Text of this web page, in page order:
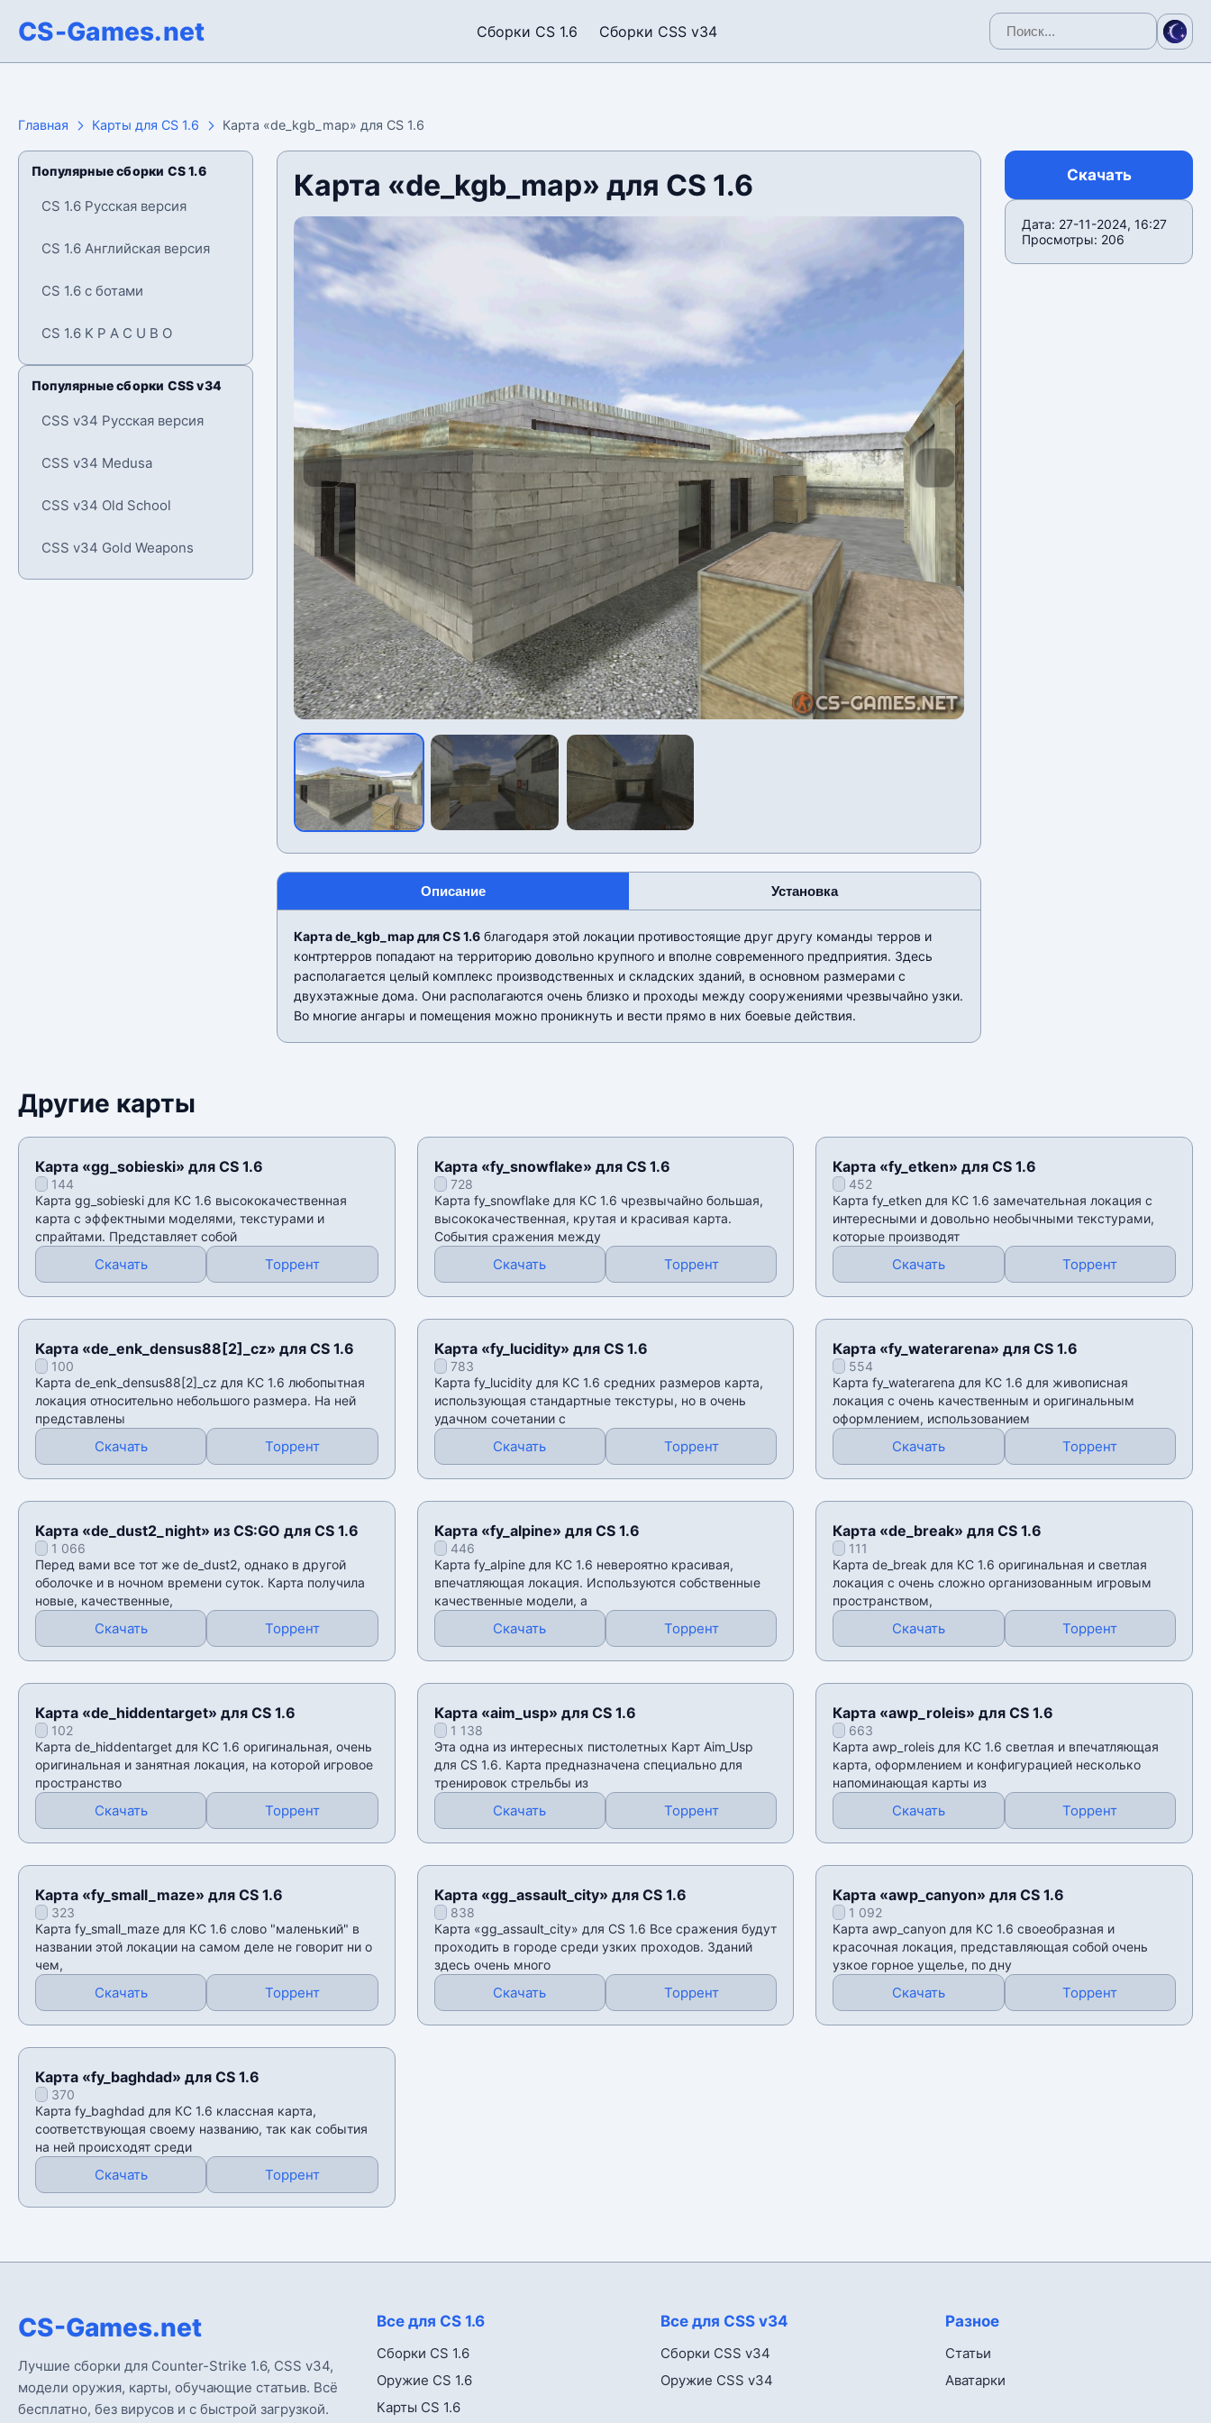
CS-Games.net Сборки CS 1.6 Сборки CSS v34
Главная Карты для CS 1.6 Карта «de_kgb_map» для CS 1.6
Популярные сборки CS 1.6
CS 1.6 Русская версия
CS 1.6 Английская версия
CS 1.6 с ботами
CS 1.6 K P A C U B O
Популярные сборки CSS v34
CSS v34 Русская версия
CSS v34 Medusa
CSS v34 Old School
CSS v34 Gold Weapons
Карта «de_kgb_map» для CS 1.6
Описание Установка
Карта de_kgb_map для CS 1.6благодаря этой локации противостоящие друг другу команды терров и
контртерров попадают на территорию довольно крупного и вполне современного предприятия. Здесь
располагается целый комплекс производственных и складских зданий, в основном размерами с
двухэтажные дома. Они располагаются очень близко и проходы между сооружениями чрезвычайно узки.
Во многие ангары и помещения можно проникнуть и вести прямо в них боевые действия.
Скачать
Дата: 27-11-2024, 16:27
Просмотры: 206
Другие карты
Карта «gg_sobieski» для CS 1.6
144
Карта gg_sobieski для КС 1.6 высококачественная
карта с эффектными моделями, текстурами и
спрайтами. Представляет собой
Скачать Торрент
Карта «fy_snowflake» для CS 1.6
728
Карта fy_snowflake для КС 1.6 чрезвычайно большая,
высококачественная, крутая и красивая карта.
События сражения между
Скачать Торрент
Карта «fy_etken» для CS 1.6
452
Карта fy_etken для КС 1.6 замечательная локация с
интересными и довольно необычными текстурами,
которые производят
Скачать Торрент
Карта «de_enk_densus88[2]_cz» для CS 1.6
100
Карта de_enk_densus88[2]_cz для КС 1.6 любопытная
локация относительно небольшого размера. На ней
представлены
Скачать Торрент
Карта «fy_lucidity» для CS 1.6
783
Карта fy_lucidity для КС 1.6 средних размеров карта,
использующая стандартные текстуры, но в очень
удачном сочетании с
Скачать Торрент
Карта «fy_waterarena» для CS 1.6
554
Карта fy_waterarena для КС 1.6 для живописная
локация с очень качественным и оригинальным
оформлением, использованием
Скачать Торрент
Карта «de_dust2_night» из CS:GO для CS 1.6
1 066
Перед вами все тот же de_dust2, однако в другой
оболочке и в ночном времени суток. Карта получила
новые, качественные,
Скачать Торрент
Карта «fy_alpine» для CS 1.6
446
Карта fy_alpine для КС 1.6 невероятно красивая,
впечатляющая локация. Используются собственные
качественные модели, а
Скачать Торрент
Карта «de_break» для CS 1.6
111
Карта de_break для КС 1.6 оригинальная и светлая
локация с очень сложно организованным игровым
пространством,
Скачать Торрент
Карта «de_hiddentarget» для CS 1.6
102
Карта de_hiddentarget для КС 1.6 оригинальная, очень
оригинальная и занятная локация, на которой игровое
пространство
Скачать Торрент
Карта «aim_usp» для CS 1.6
1 138
Эта одна из интересных пистолетных Карт Аim_Usp
для CS 1.6. Карта предназначена специально для
тренировок стрельбы из
Скачать Торрент
Карта «awp_roleis» для CS 1.6
663
Карта awp_roleis для КС 1.6 светлая и впечатляющая
карта, оформлением и конфигурацией несколько
напоминающая карты из
Скачать Торрент
Карта «fy_small_maze» для CS 1.6
323
Карта fy_small_maze для КС 1.6 слово "маленький" в
названии этой локации на самом деле не говорит ни о
чем,
Скачать Торрент
Карта «gg_assault_city» для CS 1.6
838
Карта «gg_assault_city» для CS 1.6 Все сражения будут
проходить в городе среди узких проходов. Зданий
здесь очень много
Скачать Торрент
Карта «awp_canyon» для CS 1.6
1 092
Карта awp_canyon для КС 1.6 своеобразная и
красочная локация, представляющая собой очень
узкое горное ущелье, по дну
Скачать Торрент
Карта «fy_baghdad» для CS 1.6
370
Карта fy_baghdad для КС 1.6 классная карта,
соответствующая своему названию, так как события
на ней происходят среди
Скачать Торрент
CS-Games.net
Лучшие сборки для Counter-Strike 1.6, CSS v34,
модели оружия, карты, обучающие статьив. Всё
бесплатно, без вирусов и с быстрой загрузкой.
Все для CS 1.6
Сборки CS 1.6
Оружие CS 1.6
Карты CS 1.6
Все для CSS v34
Сборки CSS v34
Оружие CSS v34
Разное
Статьи
Аватарки